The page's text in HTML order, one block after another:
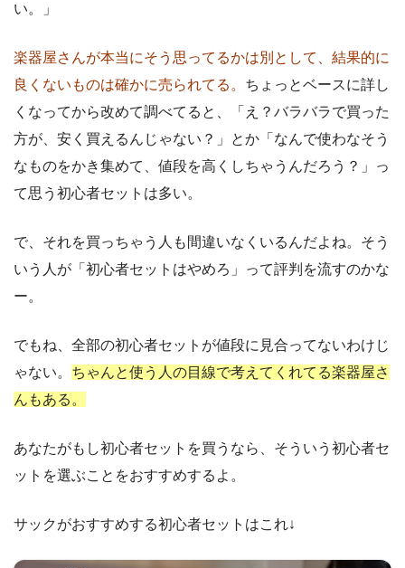
い。」
楽器屋さんが本当にそう思ってるかは別として、結果的に
良くないものは確かに売られてる。 ちょっとベースに詳し
くなってから改めて調べてると、「え？バラバラで買った
方が、安く買えるんじゃない？」とか「なんで使わなそう
なものをかき集めて、値段を高くしちゃうんだろう？」っ
て思う初心者セットは多い。
で、それを買っちゃう人も間違いなくいるんだよね。そう
いう人が「初心者セットはやめろ」って評判を流すのかな
ー。
でもね、全部の初心者セットが値段に見合ってないわけじ
ゃない。 ちゃんと使う人の目線で考えてくれてる楽器屋さ
んもある。
あなたがもし初心者セットを買うなら、そういう初心者セ
ットを選ぶことをおすすめするよ。
サックがおすすめする初心者セットはこれ↓